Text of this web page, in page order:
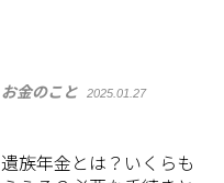
お金のこと 2025.01.27
遺族年金とは？いくらも